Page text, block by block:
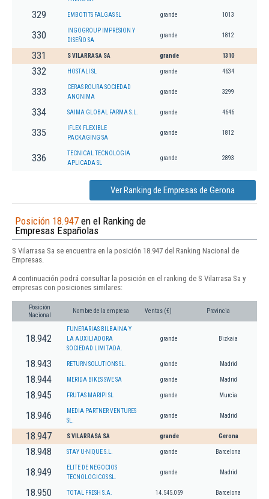
329 EMBOTITS FALGAS SL grande 1013
330
INGOGROUP IMPRESION Y
DISEÑO SA
grande 1812
331 S VILARRASA SA grande 1310
332 HOSTALI SL grande 4634
333
CERAS ROURA SOCIEDAD
ANONIMA
grande 3299
334 SAIMA GLOBAL FARMA S.L. grande 4646
335
IFLEX FLEXIBLE
PACKAGING SA
grande 1812
336
TECNICAL TECNOLOGIA
APLICADA SL
grande 2893
Ver Ranking de Empresas de Gerona
Posición 18.947 en el Ranking de
Empresas Españolas
S Vilarrasa Sa se encuentra en la posición 18.947 del Ranking Nacional de
Empresas.
A continuación podrá consultar la posición en el ranking de S Vilarrasa Sa y
empresas con posiciones similares:
Posición
Nacional
Nombre de la empresa Ventas (€) Provincia
18.942
FUNERARIAS BILBAINA Y
LA AUXILIADORA
SOCIEDAD LIMITADA.
grande Bizkaia
18.943 RETURN SOLUTIONS SL. grande Madrid
18.944 MERIDA BIKES SWE SA grande Madrid
18.945 FRUTAS MARIPI SL grande Murcia
18.946
MEDIA PARTNER VENTURES
SL.
grande Madrid
18.947 S VILARRASA SA grande Gerona
18.948 STAY U-NIQUE S.L. grande Barcelona
18.949
ELITE DE NEGOCIOS
TECNOLOGICOS SL.
grande Madrid
18.950 TOTAL FRESH S.A. 14.545.059 Barcelona